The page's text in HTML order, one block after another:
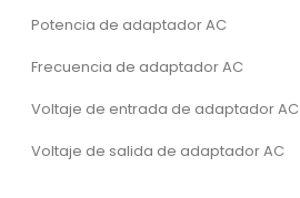
Potencia de adaptador AC
Frecuencia de adaptador AC
Voltaje de entrada de adaptador AC
Voltaje de salida de adaptador AC